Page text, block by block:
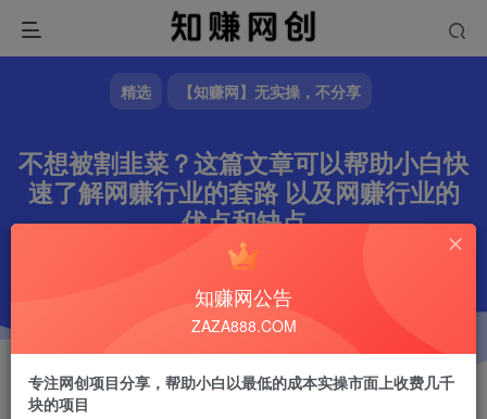
精选 【知赚网】无实操，不分享
不想被割韭菜？这篇文章可以帮助小白快
速了解网赚行业的套路 以及网赚行业的
优点和缺点
阅读耗时
1W+
知赚网公告
ZAZA888.COM
专注网创项目分享，帮助小白以最低的成本实操市面上收费几千
块的项目